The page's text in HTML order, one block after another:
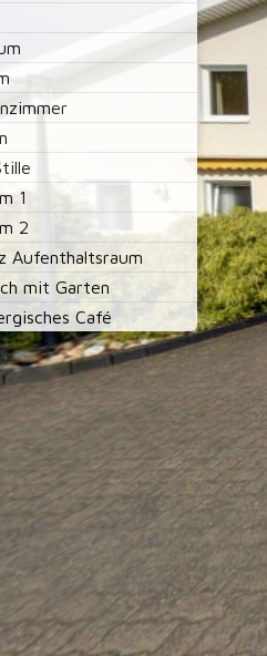
1
2
Aufenthaltsraum
mit Garten
Café